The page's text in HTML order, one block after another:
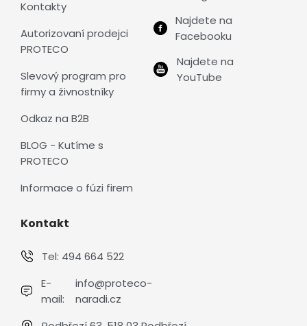
Kontakty
Autorizovaní prodejci
PROTECO
Slevový program pro
firmy a živnostníky
Odkaz na B2B
BLOG - Kutíme s
PROTECO
Informace o fúzi firem
Najdete na
Facebooku
Najdete na
YouTube
Kontakt
Tel: 494 664 522
E-
mail:
info@proteco-
naradi.cz